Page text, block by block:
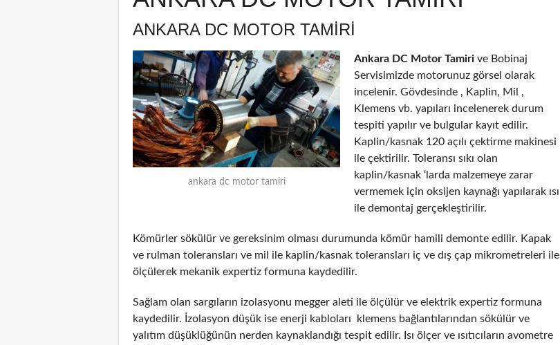
ANKARA DC MOTOR TAMİRİ
ankara dc motor tamiri
Ankara DC Motor Tamiri ve Bobinaj
Servisimizde motorunuz görsel olarak
incelenir. Gövdesinde , Kaplin, Mil ,
Klemens vb. yapıları incelenerek durum
tespiti yapılır ve bulgular kayıt edilir.
Kaplin/kasnak 120 açılı çektirme makinesi
ile çektirilir. Toleransı sıkı olan
kaplin/kasnak ‘larda malzemeye zarar
vermemek için oksijen kaynağı yapılarak ısı
ile demontaj gerçekleştirilir.
Kömürler sökülür ve gereksinim olması durumunda kömür hamili demonte edilir. Kapak
ve rulman toleransları ve mil ile kaplin/kasnak toleransları iç ve dış çap mikrometreleri ile
ölçülerek mekanik expertiz formuna kaydedilir.
Sağlam olan sargıların izolasyonu megger aleti ile ölçülür ve elektrik expertiz formuna
kaydedilir. İzolasyon düşük ise enerji kabloları klemens bağlantılarından sökülür ve
yalıtım düşüklüğünün nerden kaynaklandığı tespit edilir. Isı ölçer ve ısıtıcıların avometre